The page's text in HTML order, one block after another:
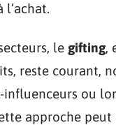
l’achat.
le gifting,
reste courant,
influenceurs ou
approche peut